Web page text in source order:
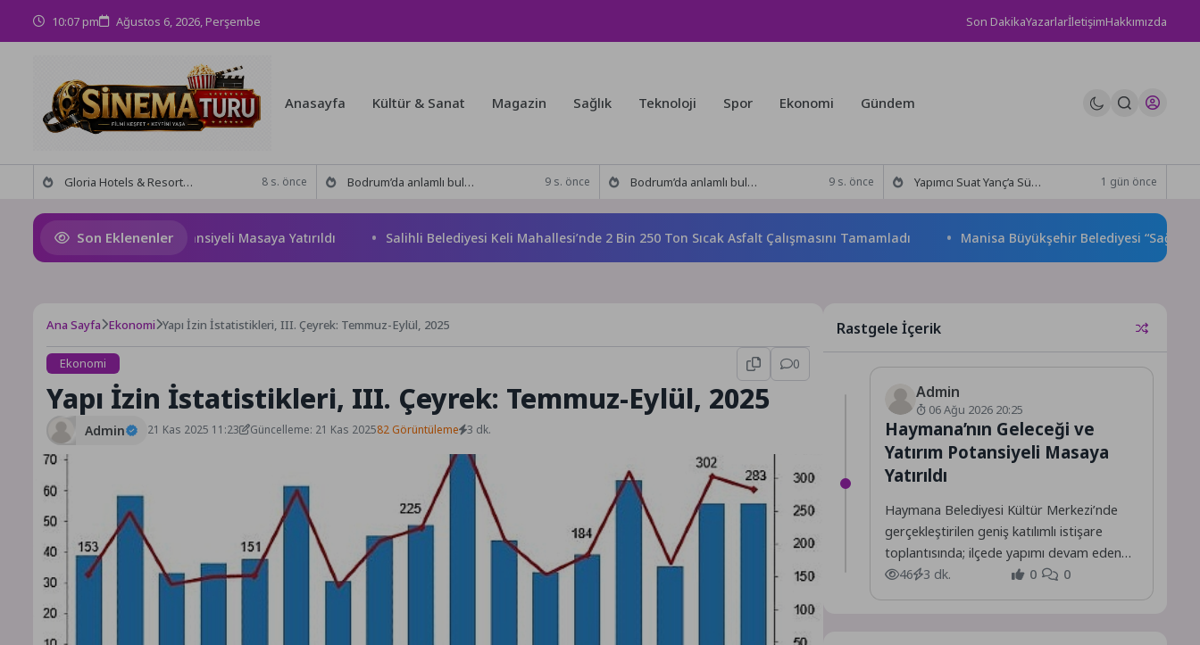
10:07 pm Ağustos 6, 2026, Perşembe Son DakikaYazarlarİletişimHakkımızda
Anasayfa Kültür & Sanat Magazin Sağlık Teknoloji Spor Ekonomi Gündem
Gloria Hotels & Resorts, Ödüllü bar Panda & Sons ile unutulmaz bir Miksoloji Gecesine İmza Attı 8 s. önce Bodrum’da anlamlı buluşma! Özgür Aras’ın çok konuşulan kitabı yeni baskısını Titanic Luxury Collection Bodrum’da kutladı 9 s. önce Bodrum’da anlamlı buluşma! Özgür Aras’ın çok konuşulan kitabı yeni baskısını Titanic Luxury Collection Bodrum’da kutladı 9 s. önce Yapımcı Suat Yanç’a Sürpriz Doğum Günü Kutlaması! 1 gün önce
Son Eklenenler
Geleceği ve Yatırım Potansiyeli Masaya Yatırıldı Salihli Belediyesi Keli Mahallesi’nde 2 Bin 250 Ton Sıcak Asfalt Çalışmasını Tamamladı Manisa Büyükşehir Belediyesi “Sağlıklı
Ana Sayfa Ekonomi Yapı İzin İstatistikleri, III. Çeyrek: Temmuz-Eylül, 2025
Ekonomi 0
Yapı İzin İstatistikleri, III. Çeyrek: Temmuz-Eylül, 2025
Admin 21 Kas 2025 11:23 Güncelleme: 21 Kas 202582 Görüntüleme 3 dk.
Rastgele İçerik
Admin
06 Ağu 2026 20:25
Haymana’nın Geleceği ve
Yatırım Potansiyeli Masaya
Yatırıldı
Haymana Belediyesi Kültür Merkezi’nde
gerçekleştirilen geniş katılımlı istişare
toplantısında; ilçede yapımı devam eden
projeler ile hayata geçirilmesi planlanan
yeni yatırımlar,...
46 3 dk. 0 0